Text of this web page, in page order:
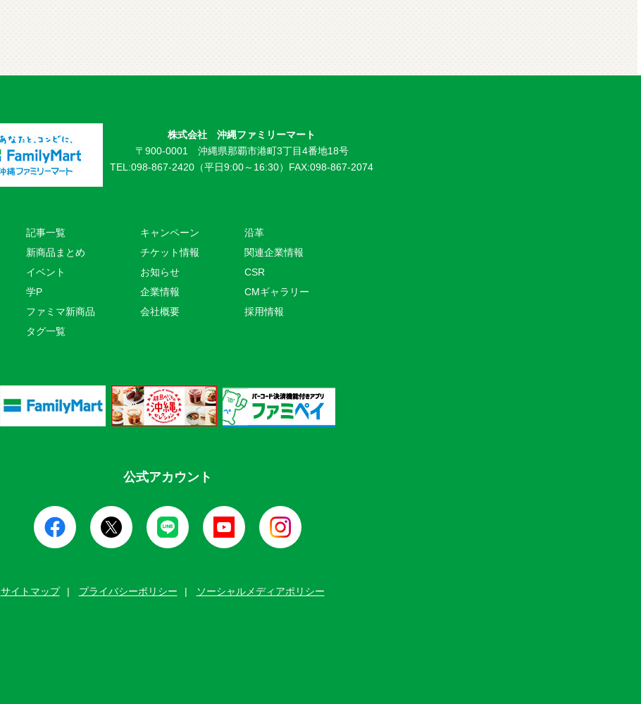
株式会社 沖縄ファミリーマート
〒900-0001 沖縄県那覇市港町3丁目4番地18号
TEL:098-867-2420（平日9:00～16:30） FAX:098-867-2074
記事一覧
新商品まとめ
イベント
学P
ファミマ新商品
タグ一覧
キャンペーン
チケット情報
お知らせ
企業情報
会社概要
沿革
関連企業情報
CSR
CMギャラリー
採用情報
公式アカウント
サイトマップ プライバシーポリシー ソーシャルメディアポリシー